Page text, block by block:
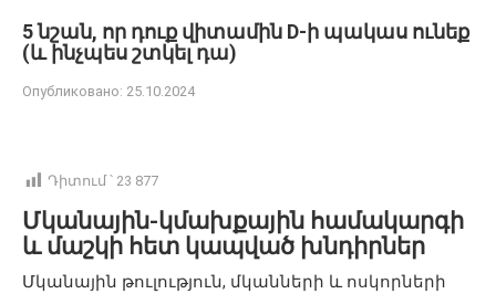
5 նշան, որ դուք վիտամին D-ի պակաս ունեք
(և ինչպես շտկել դա)
Опубликовано: 25.10.2024
Դիտում ՝ 23 877
Մկանային-կմախքային համակարգի
և մաշկի հետ կապված խնդիրներ
Մկանային թուլություն, մկանների և ոսկորների